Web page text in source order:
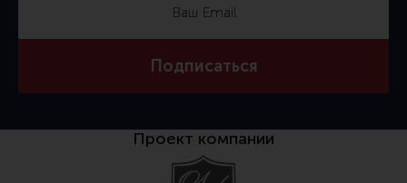
Подписаться
Проект компании